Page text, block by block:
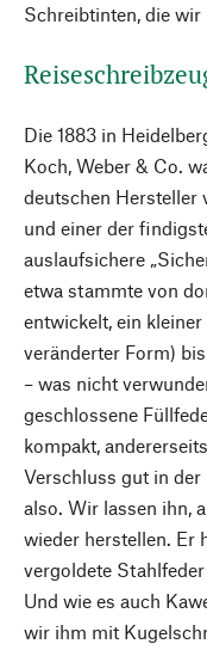
Schreibtinten, die wir
Die 1883 in
Koch, Weber & Co.
deutschen Hersteller
und einer der
auslaufsichere
etwa stammte von
entwickelt, ein
veränderter Form)
– was nicht
geschlossene
kompakt,
Verschluss gut in der
also. Wir lassen ihn,
wieder herstellen. Er
vergoldete
Und wie es auch
wir ihm mit